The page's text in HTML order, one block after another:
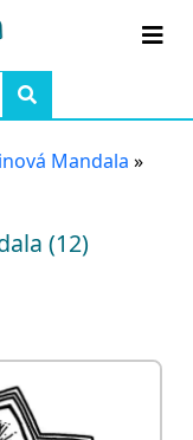
Mandala »
(12)